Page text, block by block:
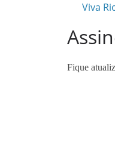
Viva
Fique